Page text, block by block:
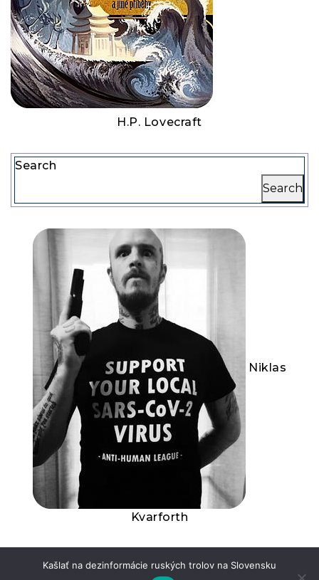
H.P. Lovecraft
Search
Search
Niklas
Kvarforth
Kašlať na dezinformácie ruských trolov na Slovensku